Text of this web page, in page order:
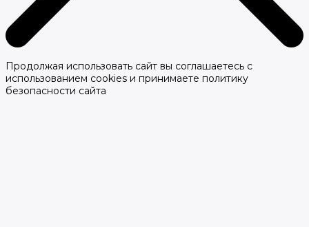
Продолжая использовать сайт вы соглашаетесь с
использованием cookies и принимаете политику
безопасности сайта